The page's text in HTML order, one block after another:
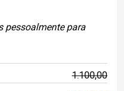
pessoalmente para
1.100,00